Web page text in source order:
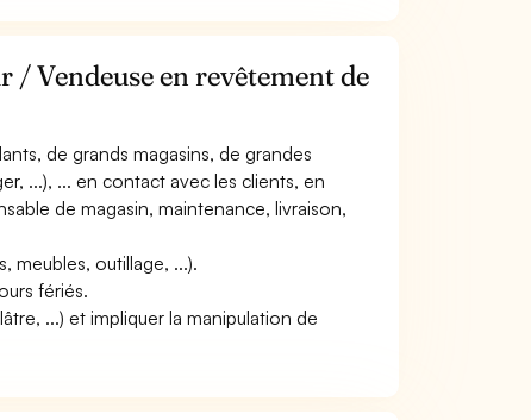
/ Vendeuse en revêtement de
de grands magasins, de grandes
...), ... en contact avec les clients, en
de magasin, maintenance, livraison,
meubles, outillage, ...).
fériés.
...) et impliquer la manipulation de